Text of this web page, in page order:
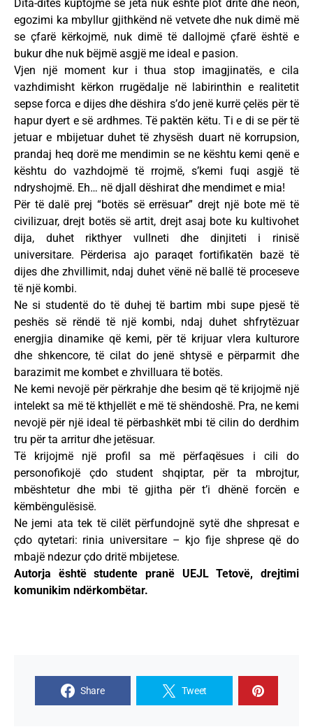
Dita-ditës kuptojmë se jeta nuk është plot dritë dhe neon,
egozimi ka mbyllur gjithkënd në vetvete dhe nuk dimë më
se çfarë kërkojmë, nuk dimë të dallojmë çfarë është e
bukur dhe nuk bëjmë asgjë me ideal e pasion.
Vjen një moment kur i thua stop imagjinatës, e cila
vazhdimisht kërkon rrugëdalje në labirinthin e realitetit
sepse forca e dijes dhe dëshira s’do jenë kurrë çelës për të
hapur dyert e së ardhmes. Të paktën këtu. Ti e di se për të
jetuar e mbijetuar duhet të zhysësh duart në korrupsion,
prandaj heq dorë me mendimin se ne kështu kemi qenë e
kështu do vazhdojmë të rrojmë, s’kemi fuqi asgjë të
ndryshojmë. Eh… në djall dëshirat dhe mendimet e mia!
Për të dalë prej “botës së errësuar” drejt një bote më të
civilizuar, drejt botës së artit, drejt asaj bote ku kultivohet
dija, duhet rikthyer vullneti dhe dinjiteti i rinisë
universitare. Përderisa ajo paraqet fortifikatën bazë të
dijes dhe zhvillimit, ndaj duhet vënë në ballë të proceseve
të një kombi.
Ne si studentë do të duhej të bartim mbi supe pjesë të
peshës së rëndë të një kombi, ndaj duhet shfrytëzuar
energjia dinamike që kemi, për të krijuar vlera kulturore
dhe shkencore, të cilat do jenë shtysë e përparmit dhe
barazimit me kombet e zhvilluara të botës.
Ne kemi nevojë për përkrahje dhe besim që të krijojmë një
intelekt sa më të kthjellët e më të shëndoshë. Pra, ne kemi
nevojë për një ideal të përbashkët mbi të cilin do derdhim
tru për ta arritur dhe jetësuar.
Të krijojmë një profil sa më përfaqësues i cili do
personofikojë çdo student shqiptar, për ta mbrojtur,
mbështetur dhe mbi të gjitha për t’i dhënë forcën e
këmbëngulësisë.
Ne jemi ata tek të cilët përfundojnë sytë dhe shpresat e
çdo qytetari: rinia universitare – kjo fije shprese që do
mbajë ndezur çdo dritë mbijetese.
Autorja është studente pranë UEJL Tetovë, drejtimi
komunikim ndërkombëtar.
Share Tweet